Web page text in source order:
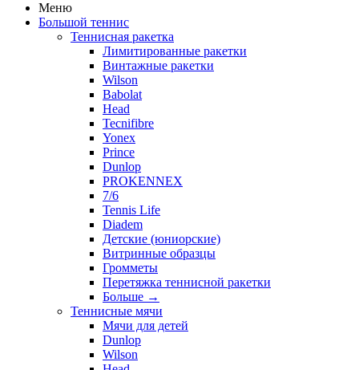
Меню
Большой теннис
Теннисная ракетка
Лимитированные ракетки
Винтажные ракетки
Wilson
Babolat
Head
Tecnifibre
Yonex
Prince
Dunlop
PROKENNEX
7/6
Tennis Life
Diadem
Детские (юниорские)
Витринные образцы
Громметы
Перетяжка теннисной ракетки
Больше →
Теннисные мячи
Мячи для детей
Dunlop
Wilson